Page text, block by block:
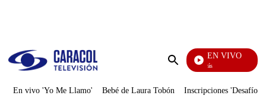
Enviar
EN VIVO
También Caerás
En vivo 'Yo Me Llamo' Bebé de Laura Tobón Inscripciones 'Desafío'